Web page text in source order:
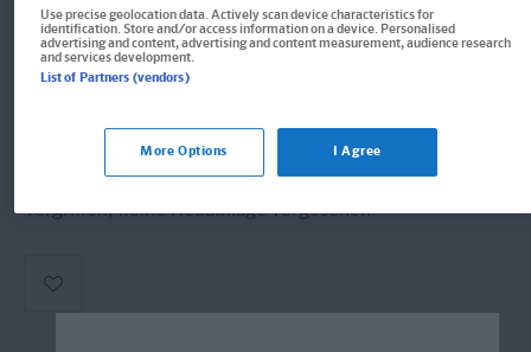
Buch
Format: 14,4 x 18,0 cm, 144 Seiten
ISBN: 978-3-12-562286-9
Vergriffen, keine Neuauflage vorgesehen.
Use precise geolocation data. Actively scan device characteristics for
identification. Store and/or access information on a device. Personalised
advertising and content, advertising and content measurement, audience research
and services development.
List of Partners (vendors)
More Options I Agree